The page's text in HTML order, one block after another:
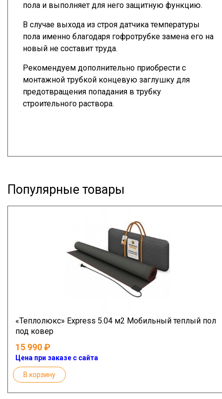
пола и выполняет для него защитную функцию.
В случае выхода из строя датчика температуры
пола именно благодаря гофротрубке замена его на
новый не составит труда.
Рекомендуем дополнительно приобрести с
монтажной трубкой концевую заглушку для
предотвращения попадания в трубку
строительного раствора.
Популярные товары
«Теплолюкс» Express 5.04 м2 Мобильный теплый пол
под ковер
15 990
Цена при заказе с сайта
В корзину